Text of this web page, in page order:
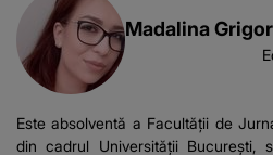
Madalina
Este absolventă a Facultății de
din cadrul Universității București,